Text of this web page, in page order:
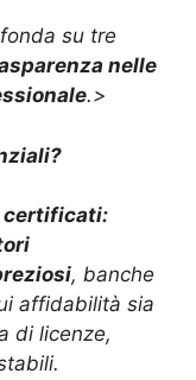
su tre
nelle
.>
certificati:
, banche
affidabilità sia
di licenze,